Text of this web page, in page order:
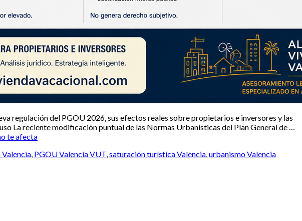
regulación del PGOU 2026, sus efectos reales sobre propietarios e inversores y las
La reciente modificación puntual de las Normas Urbanísticas del Plan General de …
te afecta
PGOU Valencia VUT saturación turística Valencia urbanismo Valencia